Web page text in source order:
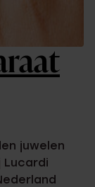
juwelen
Lucardi